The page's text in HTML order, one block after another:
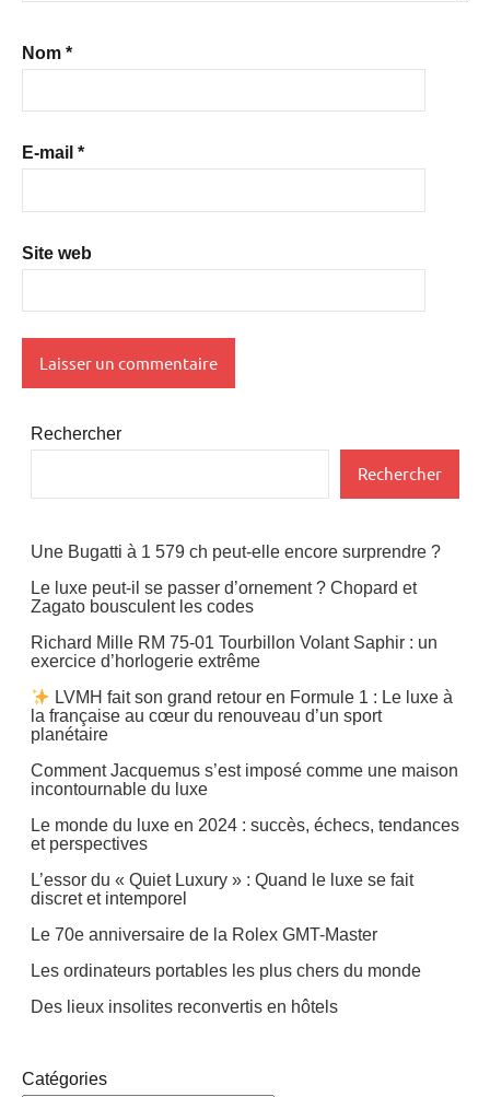
Nom *
E-mail *
Site web
Rechercher
Rechercher
Une Bugatti à 1 579 ch peut-elle encore surprendre ?
Le luxe peut-il se passer d’ornement ? Chopard et
Zagato bousculent les codes
Richard Mille RM 75-01 Tourbillon Volant Saphir : un
exercice d’horlogerie extrême
LVMH fait son grand retour en Formule 1 : Le luxe à
la française au cœur du renouveau d’un sport
planétaire
Comment Jacquemus s’est imposé comme une maison
incontournable du luxe
Le monde du luxe en 2024 : succès, échecs, tendances
et perspectives
L’essor du « Quiet Luxury » : Quand le luxe se fait
discret et intemporel
Le 70e anniversaire de la Rolex GMT-Master
Les ordinateurs portables les plus chers du monde
Des lieux insolites reconvertis en hôtels
Catégories